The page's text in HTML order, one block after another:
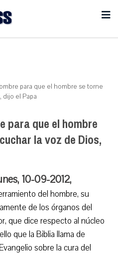
para que el hombre se torne
dijo el Papa
para que el hombre
la voz de Dios,
10-09-2012,
del hombre, su
de los órganos del
que dice respecto al núcleo
que la Biblia llama de
sobre la cura del